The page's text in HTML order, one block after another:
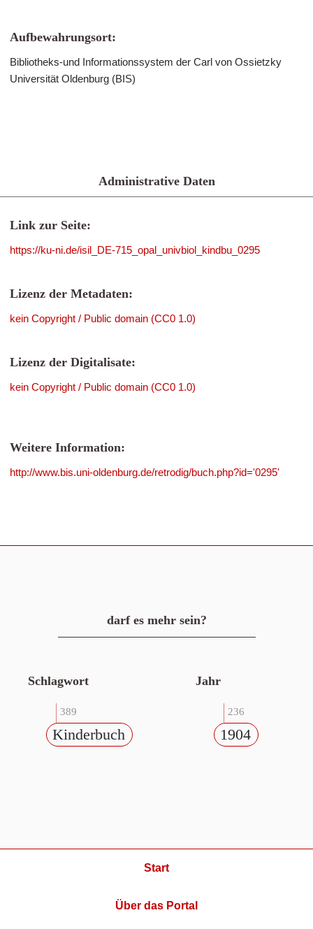
Aufbewahrungsort:
Bibliotheks-und Informationssystem der Carl von Ossietzky
Universität Oldenburg (BIS)
Administrative Daten
Link zur Seite:
https://ku-ni.de/isil_DE-715_opal_univbiol_kindbu_0295
Lizenz der Metadaten:
kein Copyright / Public domain (CC0 1.0)
Lizenz der Digitalisate:
kein Copyright / Public domain (CC0 1.0)
Weitere Information:
http://www.bis.uni-oldenburg.de/retrodig/buch.php?id='0295'
darf es mehr sein?
Schlagwort
389
Kinderbuch
Jahr
236
1904
Start
Über das Portal